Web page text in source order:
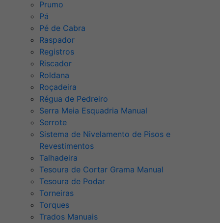
Prumo
Pá
Pé de Cabra
Raspador
Registros
Riscador
Roldana
Roçadeira
Régua de Pedreiro
Serra Meia Esquadria Manual
Serrote
Sistema de Nivelamento de Pisos e
Revestimentos
Talhadeira
Tesoura de Cortar Grama Manual
Tesoura de Podar
Torneiras
Torques
Trados Manuais